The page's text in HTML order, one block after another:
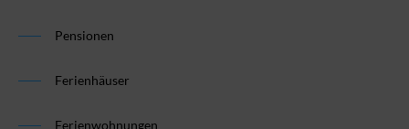
Pensionen
Ferienhäuser
Ferienwohnungen